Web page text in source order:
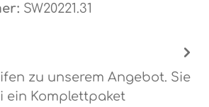
SW20221.31
zu unserem Angebot. Sie
ein Komplettpaket